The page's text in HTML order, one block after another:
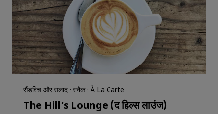
सैंडविच और सलाद · स्नैक · À La Carte
The Hill’s Lounge (द हिल्स लाउंज)